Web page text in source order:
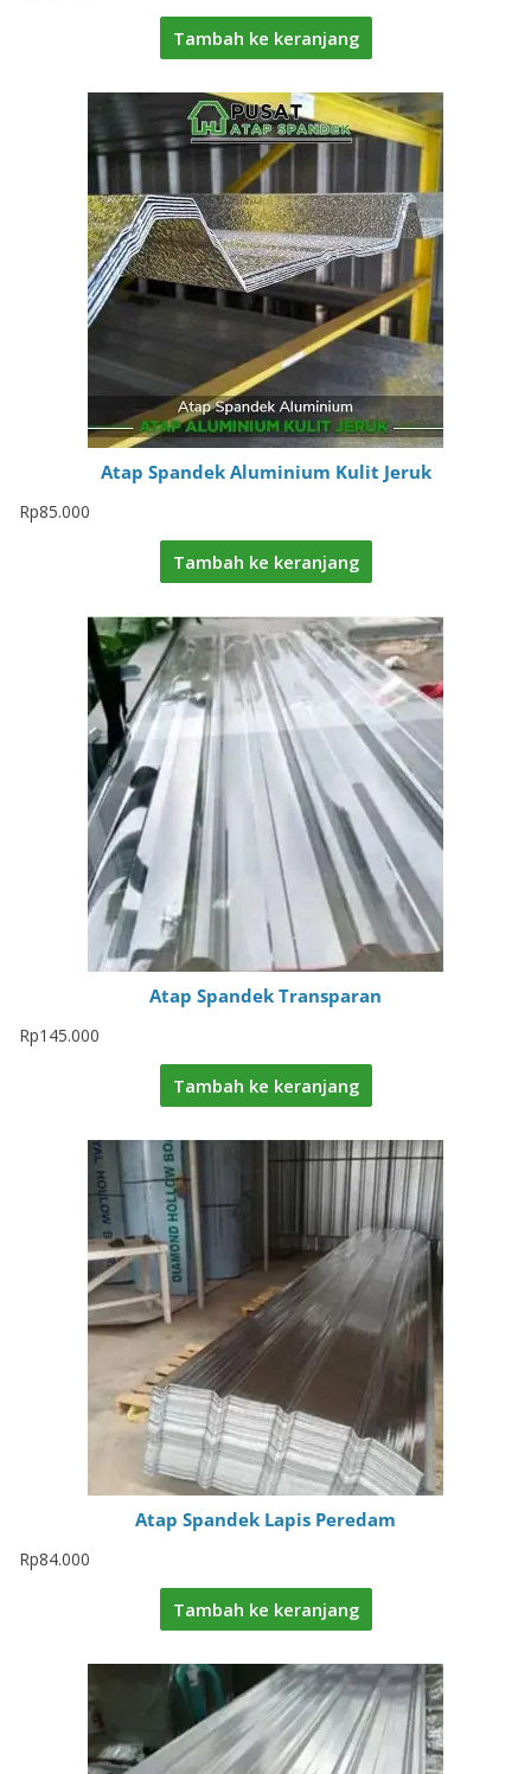
Tambah ke keranjang
Atap Spandek Aluminium Kulit Jeruk
Rp85.000
Tambah ke keranjang
Atap Spandek Transparan
Rp145.000
Tambah ke keranjang
Atap Spandek Lapis Peredam
Rp84.000
Tambah ke keranjang